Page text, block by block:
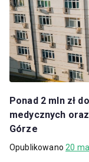
Ponad 2 mln zł
medycznych
Górze
Opublikowano20